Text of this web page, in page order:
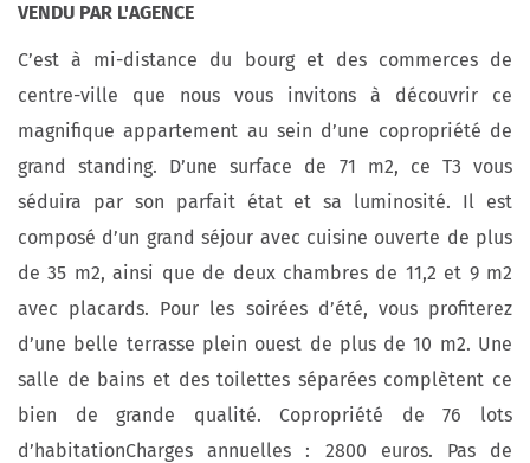
VENDU PAR L'AGENCE
C’est à mi-distance du bourg et des commerces de
centre-ville que nous vous invitons à découvrir ce
magnifique appartement au sein d’une copropriété de
grand standing. D’une surface de 71 m2, ce T3 vous
séduira par son parfait état et sa luminosité. Il est
composé d’un grand séjour avec cuisine ouverte de plus
de 35 m2, ainsi que de deux chambres de 11,2 et 9 m2
avec placards. Pour les soirées d’été, vous profiterez
d’une belle terrasse plein ouest de plus de 10 m2. Une
salle de bains et des toilettes séparées complètent ce
bien de grande qualité. Copropriété de 76 lots
d’habitationCharges annuelles : 2800 euros. Pas de